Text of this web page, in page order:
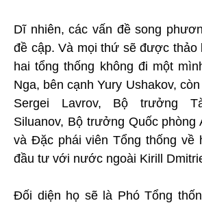
Dĩ nhiên, các vấn đề song
đề cập. Và mọi thứ sẽ được thảo
hai tổng thống không đi một
Nga, bên cạnh Yury Ushakov,
Sergei Lavrov, Bộ trưởng
Siluanov, Bộ trưởng Quốc phòng
và Đặc phái viên Tổng thống về
đầu tư với nước ngoài Kirill
Đối diện họ sẽ là Phó Tổng